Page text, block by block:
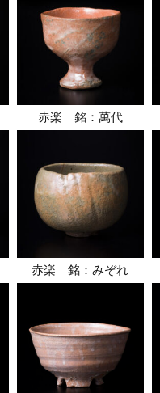
赤楽 銘：萬代
赤楽 銘：みぞれ